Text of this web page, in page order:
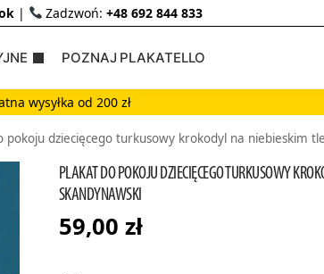
| Zadzwoń:+48 692 844 833
POZNAJ PLAKATELLO
Szukaj
wysyłka od 200 zł
pokoju dziecięcego turkusowy krokodyl na niebieskim
PLAKAT DO POKOJU DZIECIĘCEGO TURKUSOWY
SKANDYNAWSKI
59,00 zł